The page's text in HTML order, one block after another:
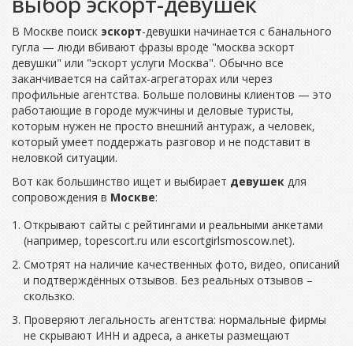
В Москве поиск эскорт-девушки начинается с банального
гугла — люди вбивают фразы вроде "москва эскорт
девушки" или "эскорт услуги Москва". Обычно все
заканчивается на сайтах-агрегаторах или через
профильные агентства. Больше половины клиентов — это
работающие в городе мужчины и деловые туристы,
которым нужен не просто внешний антураж, а человек,
который умеет поддержать разговор и не подставит в
неловкой ситуации.
Вот как большинство ищет и выбирает девушек для
сопровождения в Москве:
Открывают сайты с рейтингами и реальными анкетами
(например, topescort.ru или escortgirlsmoscow.net).
Смотрят на наличие качественных фото, видео, описаний
и подтверждённых отзывов. Без реальных отзывов –
скользко.
Проверяют легальность агентства: нормальные фирмы
не скрывают ИНН и адреса, а анкеты размещают